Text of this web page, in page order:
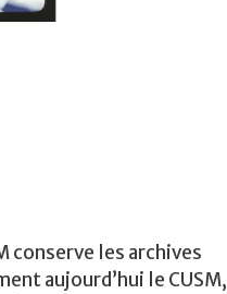
conserve les archives
aujourd’hui le CUSM,